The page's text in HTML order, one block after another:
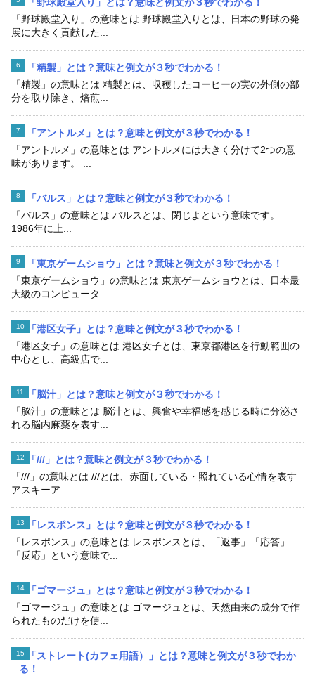
「野球殿堂入り」とは？意味と例文が３秒でわかる！
「野球殿堂入り」の意味とは 野球殿堂入りとは、日本の野球の発
展に大きく貢献した...
「精製」とは？意味と例文が３秒でわかる！
「精製」の意味とは 精製とは、収穫したコーヒーの実の外側の部
分を取り除き、焙煎...
「アントルメ」とは？意味と例文が３秒でわかる！
「アントルメ」の意味とは アントルメには大きく分けて2つの意
味があります。 ...
「バルス」とは？意味と例文が３秒でわかる！
「バルス」の意味とは バルスとは、閉じよという意味です。
1986年に上...
「東京ゲームショウ」とは？意味と例文が３秒でわかる！
「東京ゲームショウ」の意味とは 東京ゲームショウとは、日本最
大級のコンピュータ...
「港区女子」とは？意味と例文が３秒でわかる！
「港区女子」の意味とは 港区女子とは、東京都港区を行動範囲の
中心とし、高級店で...
「脳汁」とは？意味と例文が３秒でわかる！
「脳汁」の意味とは 脳汁とは、興奮や幸福感を感じる時に分泌さ
れる脳内麻薬を表す...
「///」とは？意味と例文が３秒でわかる！
「///」の意味とは ///とは、赤面している・照れている心情を表す
アスキーア...
「レスポンス」とは？意味と例文が３秒でわかる！
「レスポンス」の意味とは レスポンスとは、「返事」「応答」
「反応」という意味で...
「ゴマージュ」とは？意味と例文が３秒でわかる！
「ゴマージュ」の意味とは ゴマージュとは、天然由来の成分で作
られたものだけを使...
「ストレート(カフェ用語）」とは？意味と例文が３秒でわか
る！